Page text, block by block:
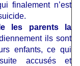
finalement n’est
les parents la
ils sont
enfants, ce qui
accusés et